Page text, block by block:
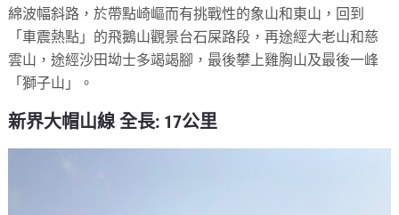
綿波幅斜路，於帶點崎嶇而有挑戰性的象山和東山，回到
「車震熱點」的飛鵝山觀景台石屎路段，再途經大老山和慈
雲山，途經沙田坳士多竭竭腳，最後攀上雞胸山及最後一峰
「獅子山」。
新界大帽山線 全長: 17公里